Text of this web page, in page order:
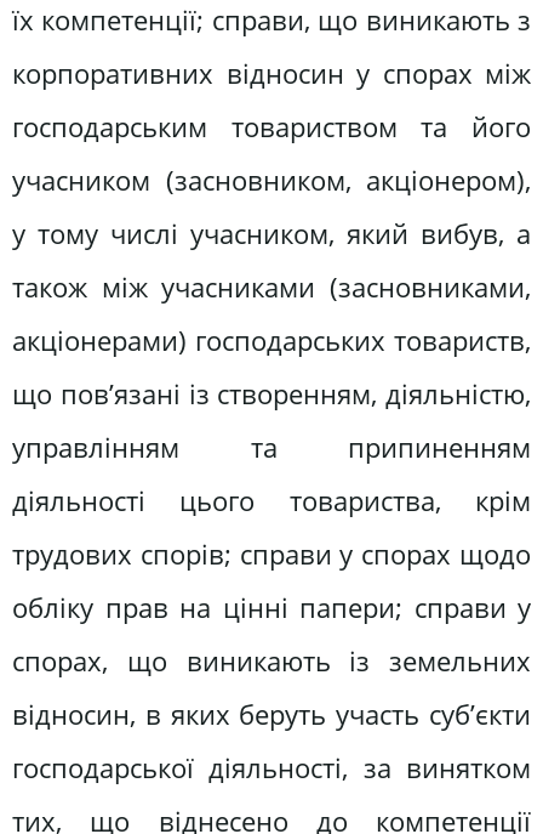
їх компетенції; справи, що виникають з
корпоративних відносин у спорах між
господарським товариством та його
учасником (засновником, акціонером),
у тому числі учасником, який вибув, а
також між учасниками (засновниками,
акціонерами) господарських товариств,
що пов’язані із створенням, діяльністю,
управлінням та припиненням
діяльності цього товариства, крім
трудових спорів; справи у спорах щодо
обліку прав на цінні папери; справи у
спорах, що виникають із земельних
відносин, в яких беруть участь суб’єкти
господарської діяльності, за винятком
тих, що віднесено до компетенції